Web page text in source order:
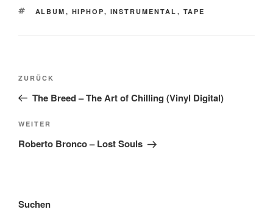
SCHLAGWÖRTER
ALBUM , HIPHOP, INSTRUMENTAL , TAPE
Beitragsnavigation
Vorheriger
Beitrag
ZURÜCK
The Breed – The Art of Chilling (Vinyl Digital)
Nächster
Beitrag
WEITER
Roberto Bronco – Lost Souls
Suchen